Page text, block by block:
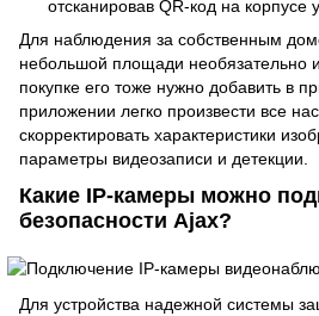
отсканировав QR-код на корпусе
Для наблюдения за собственным
небольшой площади необязательно
покупке его тоже нужно добавить в
приложении легко произвести все
скорректировать характеристики
параметры видеозаписи и детекции.
Какие IP-камеры можно
безопасности Ajax?
Для устройства надежной системы